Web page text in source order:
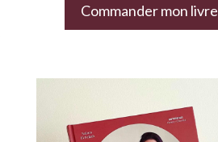
Commander mon livre